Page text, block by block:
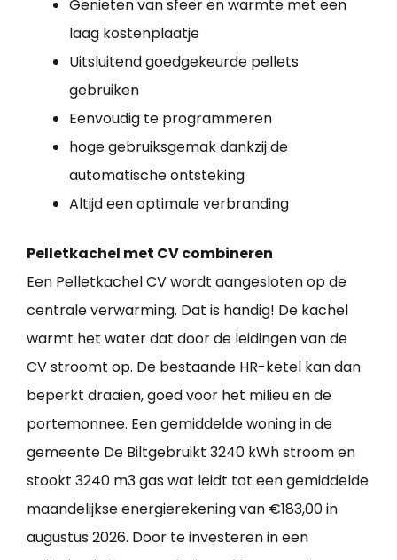
Genieten van sfeer en warmte met een
laag kostenplaatje
Uitsluitend goedgekeurde pellets
gebruiken
Eenvoudig te programmeren
hoge gebruiksgemak dankzij de
automatische ontsteking
Altijd een optimale verbranding
Pelletkachel met CV combineren
Een Pelletkachel CV wordt aangesloten op de
centrale verwarming. Dat is handig! De kachel
warmt het water dat door de leidingen van de
CV stroomt op. De bestaande HR-ketel kan dan
beperkt draaien, goed voor het milieu en de
portemonnee. Een gemiddelde woning in de
gemeente De Biltgebruikt 3240 kWh stroom en
stookt 3240 m3 gas wat leidt tot een gemiddelde
maandelijkse energierekening van €183,00 in
augustus 2026. Door te investeren in een